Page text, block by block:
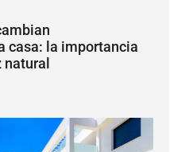
casa: la importancia
natural